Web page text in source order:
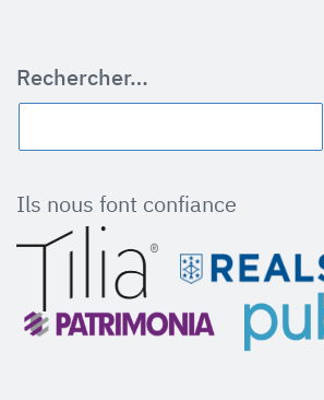
Rechercher…
Ils nous font confiance